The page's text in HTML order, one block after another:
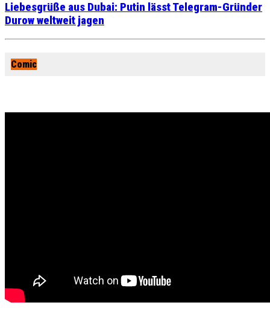
Liebesgrüße aus Dubai: Putin lässt Telegram-Gründer
Durow weltweit jagen
Comic